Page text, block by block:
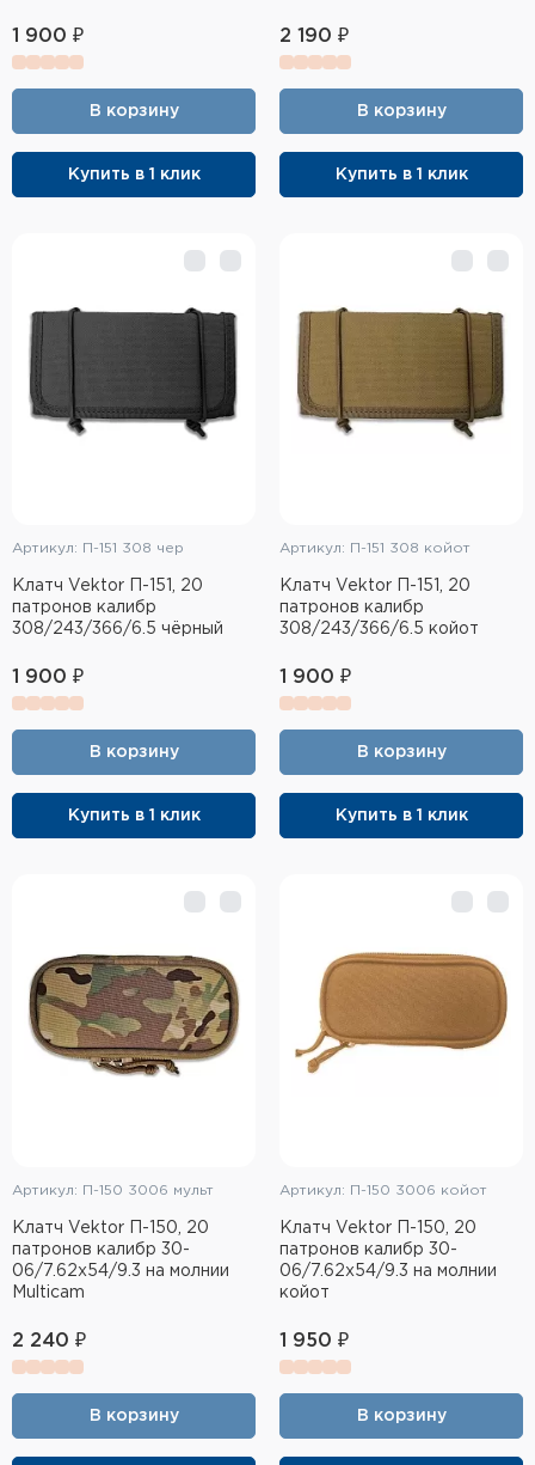
Фальшпатроны
Холодная пристрелка оружия
Сигнальные средства
Аксессуары
1 900 ₽
В корзину
Купить в 1 клик
2 190 ₽
В корзину
Купить в 1 клик
Артикул: П-151 308 чер
Клатч Vektor П-151, 20
патронов калибр
308/243/366/6.5 чёрный
1 900 ₽
В корзину
Купить в 1 клик
Артикул: П-151 308 койот
Клатч Vektor П-151, 20
патронов калибр
308/243/366/6.5 койот
1 900 ₽
В корзину
Купить в 1 клик
Артикул: П-150 3006 мульт
Клатч Vektor П-150, 20
патронов калибр 30-
06/7.62x54/9.3 на молнии
Multicam
2 240 ₽
В корзину
Артикул: П-150 3006 койот
Клатч Vektor П-150, 20
патронов калибр 30-
06/7.62x54/9.3 на молнии
койот
1 950 ₽
В корзину